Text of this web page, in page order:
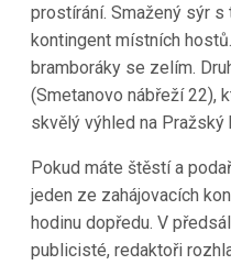
prostírání. Smažený sýr
kontingent místních
bramboráky se zelím.
(Smetanovo nábřeží 22),
skvělý výhled na Pražský
Pokud máte štěstí a
jeden ze zahájovacích
hodinu dopředu. V
publicisté, redaktoři